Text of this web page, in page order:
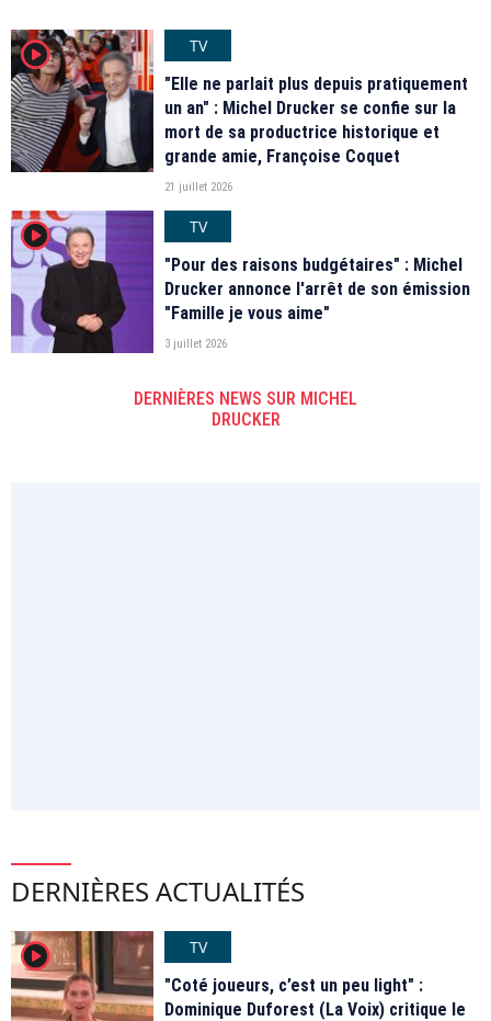
player2
TV
"Elle ne parlait plus depuis pratiquement
un an" : Michel Drucker se confie sur la
mort de sa productrice historique et
grande amie, Françoise Coquet
21 juillet 2026
player2
TV
"Pour des raisons budgétaires" : Michel
Drucker annonce l'arrêt de son émission
"Famille je vous aime"
3 juillet 2026
DERNIÈRES NEWS SUR MICHEL
DRUCKER
DERNIÈRES ACTUALITÉS
player2
TV
"Coté joueurs, c’est un peu light" :
Dominique Duforest (La Voix) critique le